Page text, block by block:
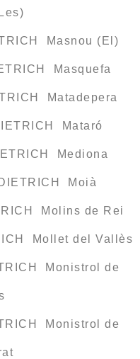
Masnou (El)
Masquefa
Matadepera
Mataró
Mediona
Moià
Molins de Rei
Mollet del Vallès
Monistrol de
Monistrol de